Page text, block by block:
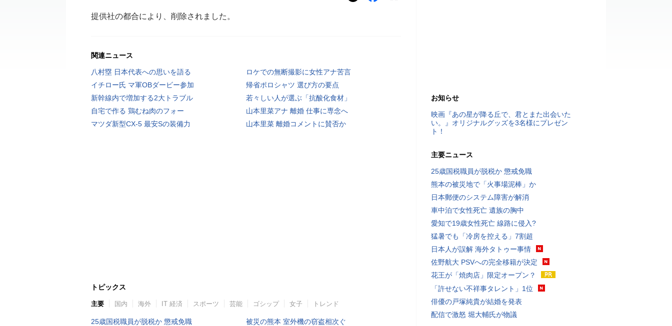
提供社の都合により、削除されました。
関連ニュース
八村塁 日本代表への思いを語る
ロケでの無断撮影に女性アナ苦言
イチロー氏 マ軍OBダービー参加
帰省ポロシャツ 選び方の要点
新幹線内で増加する2大トラブル
若々しい人が選ぶ「抗酸化食材」
自宅で作る 鶏むね肉のフォー
山本里菜アナ 離婚 仕事に専念へ
マツダ新型CX-5 最安Sの装備力
山本里菜 離婚コメントに賛否か
トピックス
主要 国内 海外 IT 経済 スポーツ 芸能 ゴシップ 女子 トレンド
25歳国税職員が脱税か 懲戒免職
被災の熊本 室外機の窃盗相次ぐ
お知らせ
映画『あの星が降る丘で、君とまた出会いた
い。』オリジナルグッズを3名様にプレゼン
ト！
主要ニュース
25歳国税職員が脱税か 懲戒免職
熊本の被災地で「火事場泥棒」か
日本郵便のシステム障害が解消
車中泊で女性死亡 遺族の胸中
愛知で19歳女性死亡 線路に侵入?
猛暑でも「冷房を控える」7割超
日本人が誤解 海外タトゥー事情
佐野航大 PSVへの完全移籍が決定
花王が「焼肉店」限定オープン？
「許せない不祥事タレント」1位
俳優の戸塚純貴が結婚を発表
配信で激怒 堀大輔氏が物議